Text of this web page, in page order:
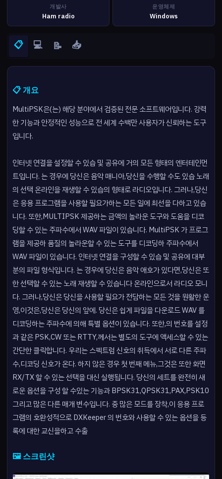
개발사
Ham radio
운영체제
Windows
📋 💻 📝 📥
📋 개요
MultiPSK은(는) 해당 분야에서 검증된 전문 소프트웨어입니다. 강력
한 기능과 안정적인 성능으로 전 세계 수백만 사용자가 신뢰하는 도구
입니다.
인터넷 연결을 설정할 수 있습 및 공유에 거의 모든 형태의 엔터테인먼
트입니다. 는 경우에 당신은 음악 매니아,당신을 수행할 수도 있습 노래
의 선택 온라인을 재생할 수 있습의 형태로 라디오입니다. 그러나,당신
은 응용 프로그램을 사용할 필요가하는 모든 일에 최선을 다하고 있습
니다. 또한,MULTIPSK 제공하는 금액의 놀라운 도구와 도움을 디코
딩할 수 있는 주파수에서 WAV 파일이 있습니다. MultiPSK 가 프로그
램을 제공하 품질의 놀라운할 수 있는 도구를 디코딩하 주파수에서
WAV 파일이 있습니다. 인터넷 연결을 구성할 수 있습 및 공유에 대부
분의 파일 형식입니다. 는 경우에 당신은 음악 애호가 있다면,당신은 또
한 선택할 수 있는 노래 재생할 수 있습니다 온라인으로서 라디오 모니
다. 그러나,당신은 당신을 사용할 필요가 전담하는 모든 것을 원활한 운
영,이것은,당신은 당신의 앞에. 당신은 쉽게 파일을 다운로드 WAV 를
디코딩하는 주파수에 의해 특별 옵션이 있습니다. 또한,의 번호를 설정
과 같은 PSK,CW 또는 RTTY,께서는 별도의 도구에 액세스할 수 있는
간단한 클릭합니다. 우리는 스펙트럼 신호의 취득에서 서로 다른 주파
수,디코딩 신호가 온다. 하지 않은 경우 첫 번째 메뉴,그것은 또한 화면
RX/TX 할 수 있는 선택을 대신 실행됩니다. 당신의 세트를 완전히 새
로운 옵션을 구성 할 수있는 기능과 BPSK31,QPSK31,PAX,PSK10
그리고 많은 다른 매개 변수입니다. 중 많은 모드를 장착,이 응용 프로
그램의 호환성적으로 DXKeeper 의 번호와 사용할 수 있는 옵션을 등
록에 대한 교신을하고 수출
🖼️ 스크린샷